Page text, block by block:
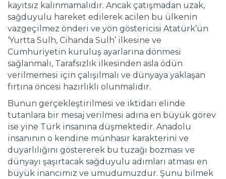
kayıtsız kalınmamalıdır. Ancak çatışmadan uzak,
sağduyulu hareket edilerek acilen bu ülkenin
vazgeçilmez önderi ve yön göstericisi Atatürk’ün
‘Yurtta Sulh, Cihanda Sulh’ ilkesine ve
Cumhuriyetin kuruluş ayarlarına dönmesi
sağlanmalı, Tarafsızlık ilkesinden asla ödün
verilmemesi için çalışılmalı ve dünyaya yaklaşan
fırtına öncesi hazırlıklı olunmalıdır.
Bunun gerçekleştirilmesi ve iktidarı elinde
tutanlara bir mesaj verilmesi adına en büyük görev
ise yine Türk insanına düşmektedir. Anadolu
insanının o kendine münhasır karakterini ve
duyarlılığını göstererek bu tuzağı bozması ve
dünyayı şaşırtacak sağduyulu adımları atması en
büyük inancımız ve umudumuzdur. Şunu bilmek